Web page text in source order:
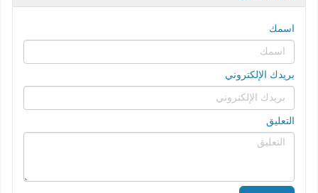
اسمك
بريدك الإلكتروني
التعليق